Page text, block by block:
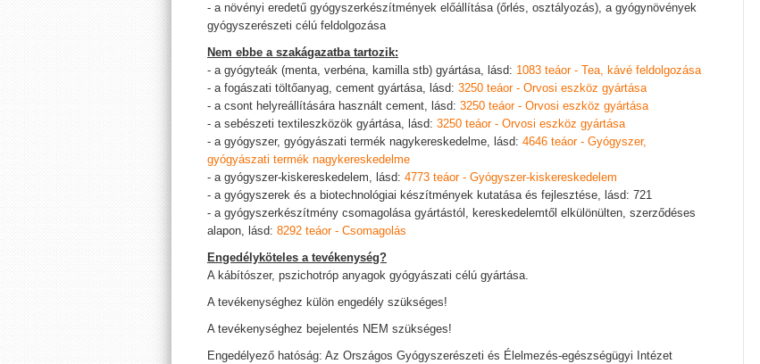
- a növényi eredetű gyógyszerkészítmények előállítása (őrlés, osztályozás), a gyógynövények
gyógyszerészeti célú feldolgozása
Nem ebbe a szakágazatba tartozik:
- a gyógyteák (menta, verbéna, kamilla stb) gyártása, lásd: 1083 teáor - Tea, kávé feldolgozása
- a fogászati töltőanyag, cement gyártása, lásd: 3250 teáor - Orvosi eszköz gyártása
- a csont helyreállítására használt cement, lásd: 3250 teáor - Orvosi eszköz gyártása
- a sebészeti textileszközök gyártása, lásd: 3250 teáor - Orvosi eszköz gyártása
- a gyógyszer, gyógyászati termék nagykereskedelme, lásd: 4646 teáor - Gyógyszer,
gyógyászati termék nagykereskedelme
- a gyógyszer-kiskereskedelem, lásd: 4773 teáor - Gyógyszer-kiskereskedelem
- a gyógyszerek és a biotechnológiai készítmények kutatása és fejlesztése, lásd: 721
- a gyógyszerkészítmény csomagolása gyártástól, kereskedelemtől elkülönülten, szerződéses
alapon, lásd: 8292 teáor - Csomagolás
Engedélyköteles a tevékenység?
A kábítószer, pszichotróp anyagok gyógyászati célú gyártása.
A tevékenységhez külön engedély szükséges!
A tevékenységhez bejelentés NEM szükséges!
Engedélyező hatóság: Az Országos Gyógyszerészeti és Élelmezés-egészségügyi Intézet